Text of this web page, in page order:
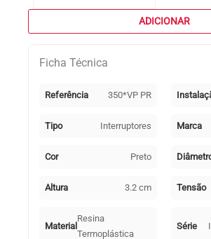
de
unipolar
ADICIONAR
Ficha Técnica
Referência 350*VP PR
Tipo Interruptores Marca
Cor Preto
Altura 3.2 cm Tensão
Material
Resina
Termoplástica
Série